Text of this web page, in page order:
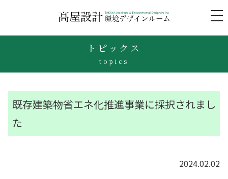
トピックス
topics
既存建築物省エネ化推進事業に採択されまし
た
2024.02.02